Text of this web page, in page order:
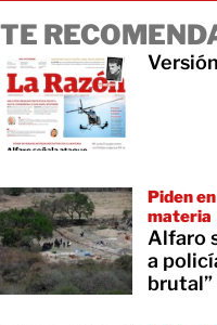
TE
Piden
materia
Alfaro
a
brutal”